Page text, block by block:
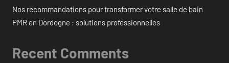
Nos recommandations pour transformer votre salle de bain
PMR en Dordogne : solutions professionnelles
Recent Comments